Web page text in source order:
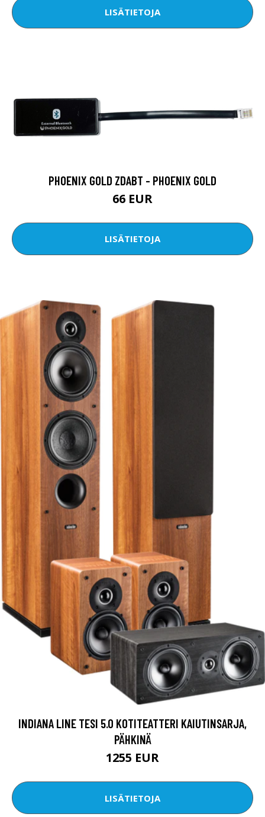
LISÄTIETOJA
PHOENIX GOLD ZDABT - PHOENIX GOLD
66 EUR
LISÄTIETOJA
INDIANA LINE TESI 5.0 KOTITEATTERI KAIUTINSARJA,
PÄHKINÄ
1255 EUR
LISÄTIETOJA